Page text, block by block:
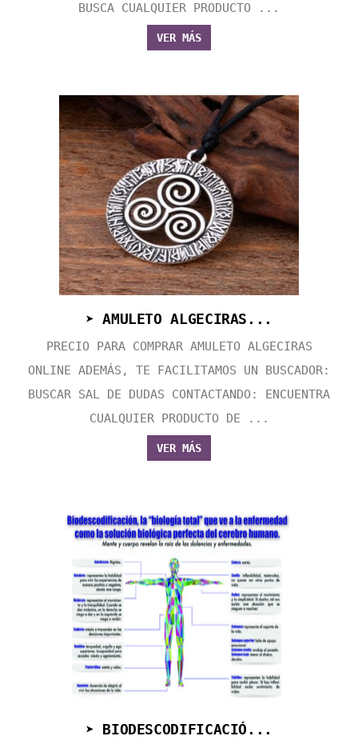
BUSCA CUALQUIER PRODUCTO ...
VER MÁS
➤ AMULETO ALGECIRAS...
PRECIO PARA COMPRAR AMULETO ALGECIRAS
ONLINE ADEMÁS, TE FACILITAMOS UN BUSCADOR:
BUSCAR SAL DE DUDAS CONTACTANDO: ENCUENTRA
CUALQUIER PRODUCTO DE ...
VER MÁS
➤ BIODESCODIFICACIÓ...